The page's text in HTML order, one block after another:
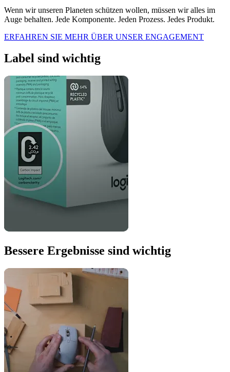
Wenn wir unseren Planeten schützen wollen, müssen wir alles im
Auge behalten. Jede Komponente. Jeden Prozess. Jedes Produkt.
ERFAHREN SIE MEHR ÜBER UNSER ENGAGEMENT
Label sind wichtig
Bessere Ergebnisse sind wichtig